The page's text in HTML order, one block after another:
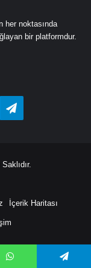
her noktasında
bir platformdur.
Telegram
İçerik Haritası